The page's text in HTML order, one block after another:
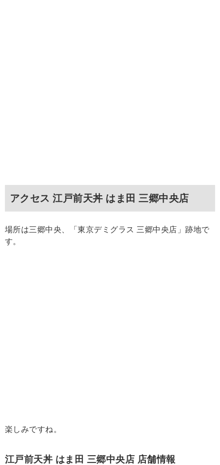
アクセス 江戸前天丼 はま田 三郷中央店
場所は三郷中央、「東京デミグラス 三郷中央店」跡地で
す。
楽しみですね。
江戸前天丼 はま田 三郷中央店 店舗情報